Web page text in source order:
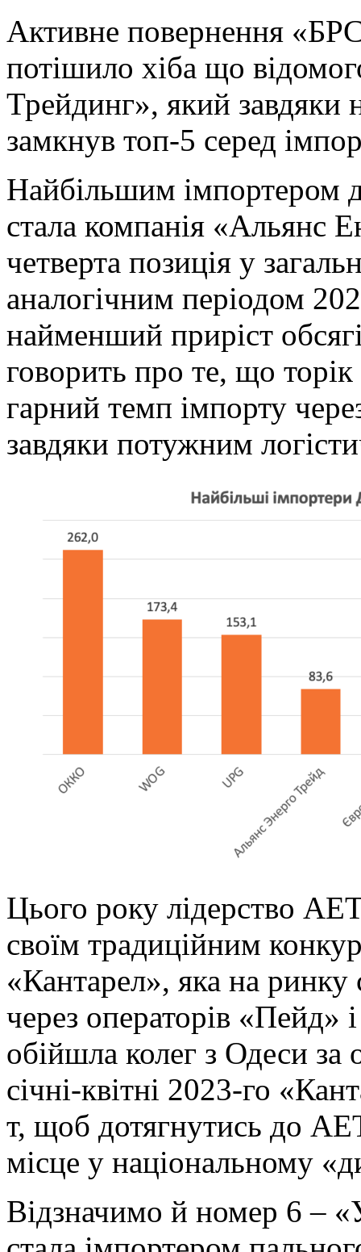
Активне повернення
потішило хіба що
Трейдинг», який завдяки
замкнув топ-5 серед
Найбільшим імпортером
стала компанія «Альянс
четверта позиція у
аналогічним періодом
найменший приріст
говорить про те, що
гарний темп імпорту
завдяки потужним
Цього року лідерство
своїм традиційним
«Кантарел», яка на ринку
через операторів
обійшла колег з Одеси за
січні-квітні 2023-го
т, щоб дотягнутись до
місце у національному
Відзначимо й номер 6 –